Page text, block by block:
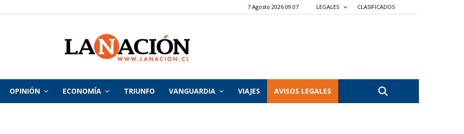
7 Agosto 2026 09:07 LEGALES CLASIFICADOS
La
OPINIÓN ECONOMÍA TRIUNFO VANGUARDIA VIAJES AVISOS LEGALES